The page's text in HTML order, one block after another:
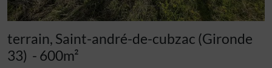
terrain, Saint-andré-de-cubzac (Gironde
33) - 600m²